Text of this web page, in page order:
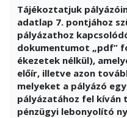
Tájékoztatjuk
adatlap 7. pontjához
pályázathoz
dokumentumot „pdf”
ékezetek nélkül),
előír, illetve azon
melyeket a pályázó
pályázatához fel kíván
pénzügyi lebonyolító